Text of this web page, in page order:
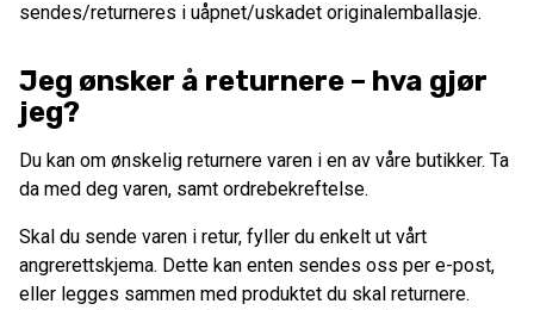
sendes/returneres i uåpnet/uskadet originalemballasje.
Jeg ønsker å returnere – hva gjør
jeg?
Du kan om ønskelig returnere varen i en av våre butikker. Ta
da med deg varen, samt ordrebekreftelse.
Skal du sende varen i retur, fyller du enkelt ut vårt
angrerettskjema. Dette kan enten sendes oss per e-post,
eller legges sammen med produktet du skal returnere.